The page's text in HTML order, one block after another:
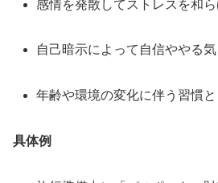
感情を発散してストレスを和
自己暗示によって自信ややる
年齢や環境の変化に伴う習慣
具体例